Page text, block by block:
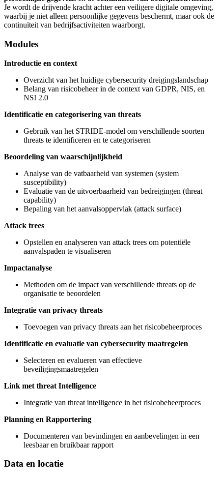
Je wordt de drijvende kracht achter een veiligere digitale omgeving,
waarbij je niet alleen persoonlijke gegevens beschermt, maar ook de
continuïteit van bedrijfsactiviteiten waarborgt.
Modules
Introductie en context
Overzicht van het huidige cybersecurity dreigingslandschap
Belang van risicobeheer in de context van GDPR, NIS, en
NSI 2.0
Identificatie en categorisering van threats
Gebruik van het STRIDE-model om verschillende soorten
threats te identificeren en te categoriseren
Beoordeling van waarschijnlijkheid
Analyse van de vatbaarheid van systemen (system
susceptibility)
Evaluatie van de uitvoerbaarheid van bedreigingen (threat
capability)
Bepaling van het aanvalsoppervlak (attack surface)
Attack trees
Opstellen en analyseren van attack trees om potentiële
aanvalspaden te visualiseren
Impactanalyse
Methoden om de impact van verschillende threats op de
organisatie te beoordelen
Integratie van privacy threats
Toevoegen van privacy threats aan het risicobeheerproces
Identificatie en evaluatie van cybersecurity maatregelen
Selecteren en evalueren van effectieve
beveiligingsmaatregelen
Link met threat Intelligence
Integratie van threat intelligence in het risicobeheerproces
Planning en Rapportering
Documenteren van bevindingen en aanbevelingen in een
leesbaar en bruikbaar rapport
Data en locatie